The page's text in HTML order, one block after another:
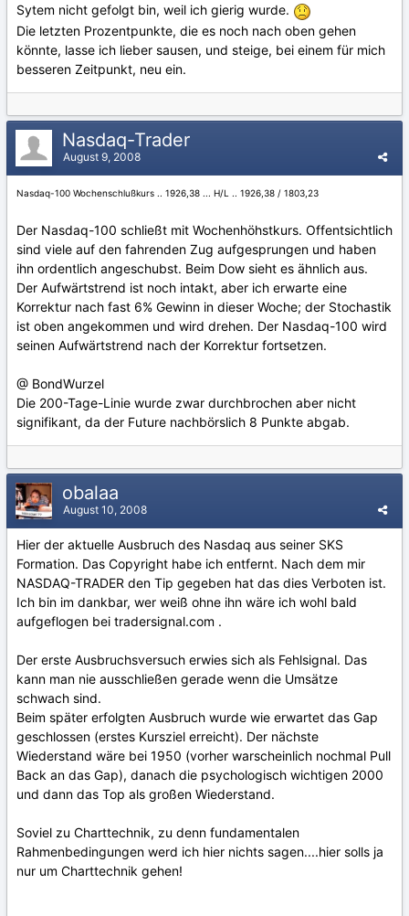
Sytem nicht gefolgt bin, weil ich gierig wurde.
Die letzten Prozentpunkte, die es noch nach oben gehen
könnte, lasse ich lieber sausen, und steige, bei einem für mich
besseren Zeitpunkt, neu ein.
Nasdaq-Trader
August 9, 2008
Nasdaq-100 Wochenschlußkurs .. 1926,38 ... H/L .. 1926,38 / 1803,23
Der Nasdaq-100 schließt mit Wochenhöhstkurs. Offentsichtlich
sind viele auf den fahrenden Zug aufgesprungen und haben
ihn ordentlich angeschubst. Beim Dow sieht es ähnlich aus.
Der Aufwärtstrend ist noch intakt, aber ich erwarte eine
Korrektur nach fast 6% Gewinn in dieser Woche; der Stochastik
ist oben angekommen und wird drehen. Der Nasdaq-100 wird
seinen Aufwärtstrend nach der Korrektur fortsetzen.
@ BondWurzel
Die 200-Tage-Linie wurde zwar durchbrochen aber nicht
signifikant, da der Future nachbörslich 8 Punkte abgab.
obalaa
August 10, 2008
Hier der aktuelle Ausbruch des Nasdaq aus seiner SKS
Formation. Das Copyright habe ich entfernt. Nach dem mir
NASDAQ-TRADER den Tip gegeben hat das dies Verboten ist.
Ich bin im dankbar, wer weiß ohne ihn wäre ich wohl bald
aufgeflogen bei tradersignal.com .
Der erste Ausbruchsversuch erwies sich als Fehlsignal. Das
kann man nie ausschließen gerade wenn die Umsätze
schwach sind.
Beim später erfolgten Ausbruch wurde wie erwartet das Gap
geschlossen (erstes Kursziel erreicht). Der nächste
Wiederstand wäre bei 1950 (vorher warscheinlich nochmal Pull
Back an das Gap), danach die psychologisch wichtigen 2000
und dann das Top als großen Wiederstand.
Soviel zu Charttechnik, zu denn fundamentalen
Rahmenbedingungen werd ich hier nichts sagen....hier solls ja
nur um Charttechnik gehen!